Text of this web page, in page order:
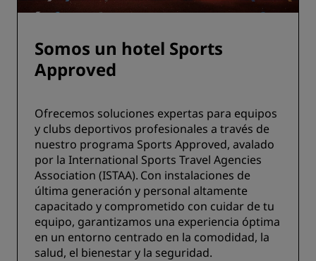
Somos un hotel Sports
Approved
Ofrecemos soluciones expertas para equipos
y clubs deportivos profesionales a través de
nuestro programa Sports Approved, avalado
por la International Sports Travel Agencies
Association (ISTAA). Con instalaciones de
última generación y personal altamente
capacitado y comprometido con cuidar de tu
equipo, garantizamos una experiencia óptima
en un entorno centrado en la comodidad, la
salud, el bienestar y la seguridad.